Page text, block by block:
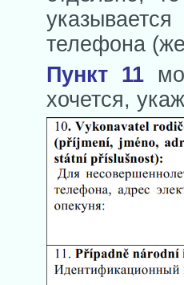
телефона
Пункт 11
хочется,